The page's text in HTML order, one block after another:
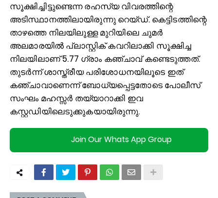
സൂക്ഷിച്ചിട്ടുണ്ടെന്ന രഹസ്യ വിവരത്തിന്റെ
അടിസ്ഥാനത്തിലായിരുന്നു റെയ്ഡ്. കെട്ടിടത്തിന്റെ
താഴത്തെ നിലയിലുള്ള മുറിയിലെ ചുമര്‍
അലമാരയില്‍ പ്ലാസ്റ്റിക് കവറിലാക്കി സൂക്ഷിച്ച
നിലയിലാണ് 5.77 ഗ്രാം കഞ്ചാവ് കണ്ടെടുത്തത്.
തുടര്‍ന്ന് ശാസ്ത്രീയ പരിശോധനയിലൂടെ ഇത്
കഞ്ചാവാണെന്ന് ബോധ്യപ്പെട്ടതോടെ പോലീസ്
സംഘം മഹസ്സര്‍ തയ്യാറാക്കി ഇവ
കസ്റ്റഡിയിലെടുക്കുകയായിരുന്നു.
Join Our Whats App Group